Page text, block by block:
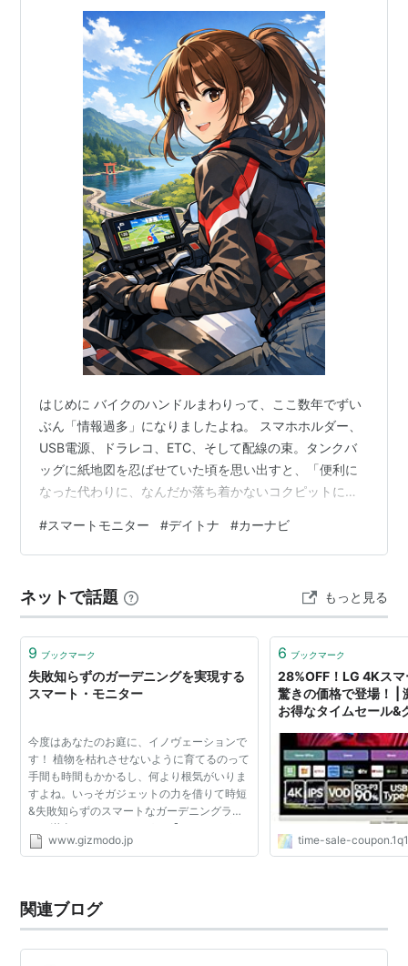
はじめに バイクのハンドルまわりって、ここ数年でずい
ぶん「情報過多」になりましたよね。 スマホホルダー、
USB電源、ドラレコ、ETC、そして配線の束。タンクバ
ッグに紙地図を忍ばせていた頃を思い出すと、「便利に
なった代わりに、なんだか落ち着かないコクピットにな
打ちをかけるのが、スマホナビの“副作用”。 直射日光で
画面が真っ暗になったり、熱暴走でナビが落ちたり、振
みたり──。 ツーリングの相棒だったはずのスマホが、い
つの間にか「壊れないか見張る対象」になっている。こ
#スマートモニター #デイトナ #カーナビ
ネットで話題 もっと見る
9 ブックマーク
失敗知らずのガーデニングを実現する
スマート・モニター
今度はあなたのお庭に、イノヴェーションで
す！ 植物を枯れさせないように育てるのって
手間も時間もかかるし、何より根気がいりま
すよね。いっそガジェットの力を借りて時短
&失敗知らずのスマートなガーデニングライ
フを満喫しちゃいましょう！ ｢Edyn｣はガー
デニング・ライフをサポートするスマート・
www.gizmodo.jp
6 ブックマーク
28%OFF！LG 4Kス
驚きの価格で登場！ |
お得なタイムセール&
time-sale-
関連ブログ